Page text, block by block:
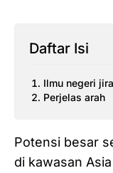
Daftar Isi
Ilmu negeri
Perjelas arah
Potensi besar
di kawasan